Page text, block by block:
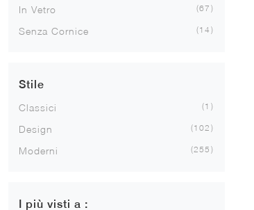
In Vetro 67
Senza Cornice 14
Stile
Classici 1
Design 102
Moderni 255
I più visti a :